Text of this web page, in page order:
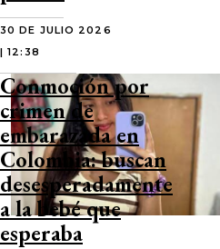
30 DE JULIO 2026
| 12:38
Conmoción por
crimen de
embarazada en
Colombia: buscan
desesperadamente
a la bebé que
esperaba